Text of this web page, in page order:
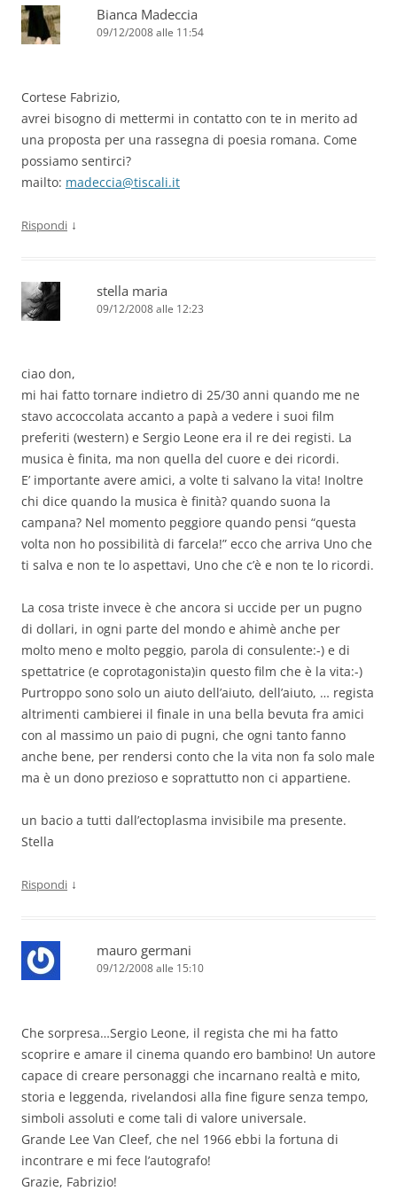
Bianca Madeccia
09/12/2008 alle 11:54
Cortese Fabrizio,
avrei bisogno di mettermi in contatto con te in merito ad
una proposta per una rassegna di poesia romana. Come
possiamo sentirci?
mailto: madeccia@tiscali.it
Rispondi ↓
stella maria
09/12/2008 alle 12:23
ciao don,
mi hai fatto tornare indietro di 25/30 anni quando me ne
stavo accoccolata accanto a papà a vedere i suoi film
preferiti (western) e Sergio Leone era il re dei registi. La
musica è finita, ma non quella del cuore e dei ricordi.
E’ importante avere amici, a volte ti salvano la vita! Inoltre
chi dice quando la musica è finità? quando suona la
campana? Nel momento peggiore quando pensi “questa
volta non ho possibilità di farcela!” ecco che arriva Uno che
ti salva e non te lo aspettavi, Uno che c’è e non te lo ricordi.
La cosa triste invece è che ancora si uccide per un pugno
di dollari, in ogni parte del mondo e ahimè anche per
molto meno e molto peggio, parola di consulente:-) e di
spettatrice (e coprotagonista)in questo film che è la vita:-)
Purtroppo sono solo un aiuto dell’aiuto, dell’aiuto, … regista
altrimenti cambierei il finale in una bella bevuta fra amici
con al massimo un paio di pugni, che ogni tanto fanno
anche bene, per rendersi conto che la vita non fa solo male
ma è un dono prezioso e soprattutto non ci appartiene.
un bacio a tutti dall’ectoplasma invisibile ma presente.
Stella
Rispondi ↓
mauro germani
09/12/2008 alle 15:10
Che sorpresa…Sergio Leone, il regista che mi ha fatto
scoprire e amare il cinema quando ero bambino! Un autore
capace di creare personaggi che incarnano realtà e mito,
storia e leggenda, rivelandosi alla fine figure senza tempo,
simboli assoluti e come tali di valore universale.
Grande Lee Van Cleef, che nel 1966 ebbi la fortuna di
incontrare e mi fece l’autografo!
Grazie, Fabrizio!